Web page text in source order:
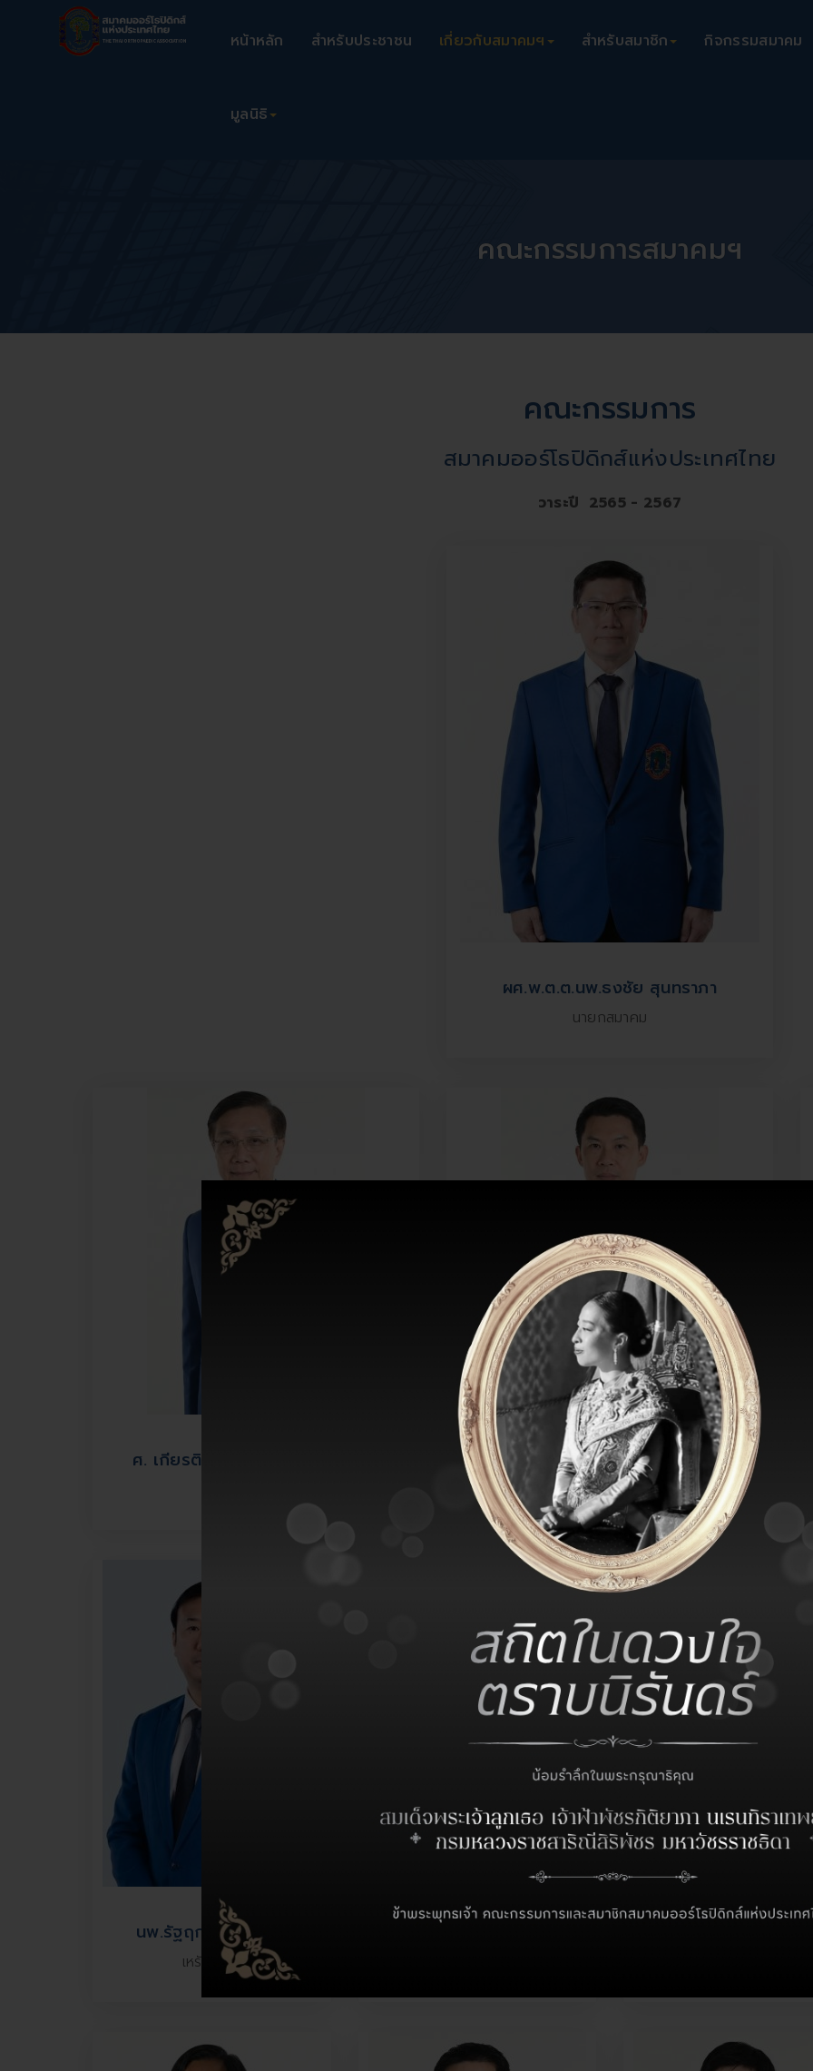
หน้าหลัก สำหรับประชาชน เกี่ยวกับสมาคมฯ สำหรับสมาชิก กิจกรรมสมาคม
มูลนิธิ
คณะกรรมการสมาคมฯ
คณะกรรมการ
สมาคมออร์โธปิดิกส์แห่งประเทศไทย
วาระปี 2565 - 2567
ผศ.พ.ต.ต.นพ.ธงชัย สุนทราภา
นายกสมาคม
ศ. เกียรติคุณ นพ.สารเนตร์ ไวคกุล นต.ธนัตถ์ วัลลีนุกุล
อุปนายกฝ่ายบริหาร
นพ.รัฐฤกษ์ อรุณากูร
เหรัญญิก
นพ.สิริพงศ์ รัตนไชย